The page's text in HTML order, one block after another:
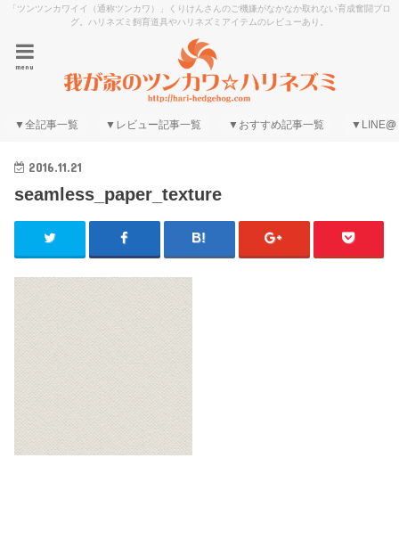
「ツンツンカワイイ（通称ツンカワ）」くりけんさんのご機嫌がなかなか取れない育成奮闘ブロ
グ。ハリネズミ飼育道具やハリネズミアイテムのレビューあり。
menu
▼全記事一覧 ▼レビュー記事一覧 ▼おすすめ記事一覧 ▼LINE@
2016.11.21
seamless_paper_texture